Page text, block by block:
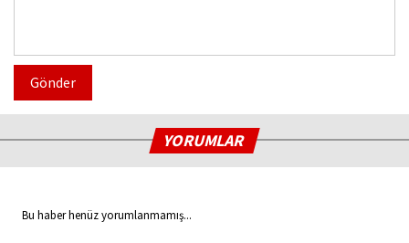
Gönder
YORUMLAR
Bu haber henüz yorumlanmamış...